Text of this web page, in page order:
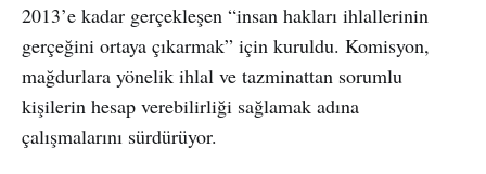
2013’e kadar gerçekleşen “insan hakları ihlallerinin
gerçeğini ortaya çıkarmak” için kuruldu. Komisyon,
mağdurlara yönelik ihlal ve tazminattan sorumlu
kişilerin hesap verebilirliği sağlamak adına
çalışmalarını sürdürüyor.